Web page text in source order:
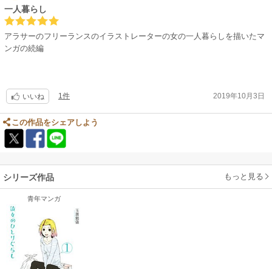
一人暮らし
アラサーのフリーランスのイラストレーターの女の一人暮らしを描いたマ
ンガの続編
いいね 1件 2019年10月3日
この作品をシェアしよう
シリーズ作品 もっと見る
青年マンガ